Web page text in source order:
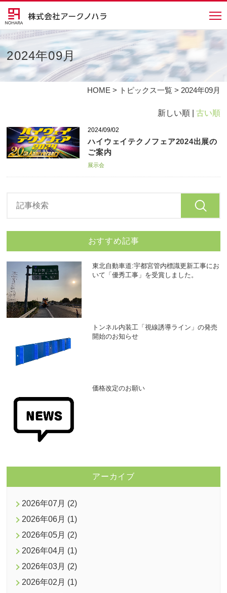
2024年09月
HOME > トピックス一覧 > 2024年09月
新しい順 | 古い順
2024/09/02
ハイウェイテクノフェア2024出展の
ご案内
展示会
おすすめ記事
東北自動車道:宇都宮管内標識更新工事にお
いて「優秀工事」を受賞しました。
トンネル内装工「視線誘導ライン」の発売
開始のお知らせ
価格改定のお願い
アーカイブ
2026年07月 (2)
2026年06月 (1)
2026年05月 (2)
2026年04月 (1)
2026年03月 (2)
2026年02月 (1)